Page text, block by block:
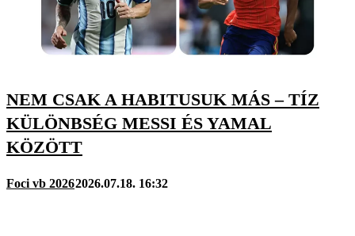
NEM CSAK A HABITUSUK MÁS – TÍZ
KÜLÖNBSÉG MESSI ÉS YAMAL
KÖZÖTT
Foci vb 20262026.07.18. 16:32